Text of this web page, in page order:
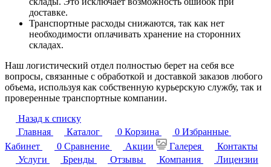
доставке.
Транспортные расходы снижаются, так как нет
необходимости оплачивать хранение на сторонних
складах.
Наш логистический отдел полностью берет на себя все
вопросы, связанные с обработкой и доставкой заказов любого
объема, используя как собственную курьерскую службу, так и
проверенные транспортные компании.
Назад к списку
Главная
Каталог 0 Корзина 0 Избранные
Кабинет
0 Сравнение Акции Галерея
Контакты
Услуги
Бренды Отзывы Компания
Лицензии